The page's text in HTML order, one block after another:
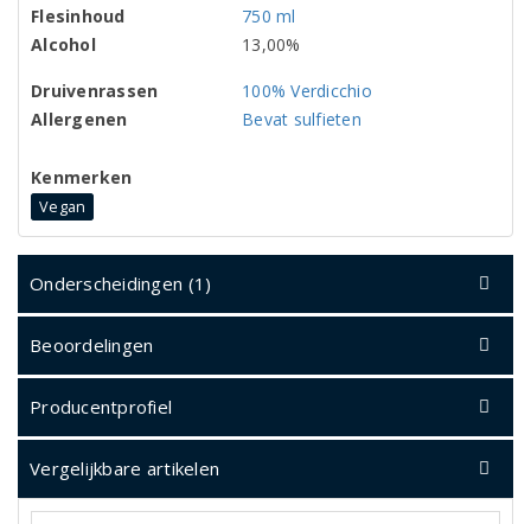
Flesinhoud
750 ml
Alcohol
13,00%
Druivenrassen
100% Verdicchio
Allergenen
Bevat sulfieten
Kenmerken
Vegan
Onderscheidingen (1)
Beoordelingen
Producentprofiel
Vergelijkbare artikelen